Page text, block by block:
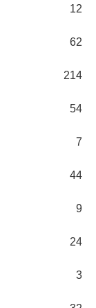
12
62
214
54
7
44
9
24
3